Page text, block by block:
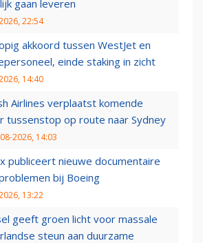
gaan leveren
22:54
akkoord tussen WestJet en
einde staking in zicht
14:40
Airlines verplaatst komende
tussenstop op route naar Sydney
2026, 14:03
publiceert nieuwe documentaire
bij Boeing
13:22
geeft groen licht voor massale
steun aan duurzame